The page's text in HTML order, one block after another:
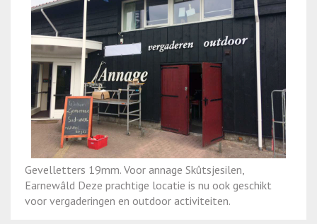
Gevelletters 19mm. Voor annage Skûtsjesilen,
Earnewâld Deze prachtige locatie is nu ook geschikt
voor vergaderingen en outdoor activiteiten.